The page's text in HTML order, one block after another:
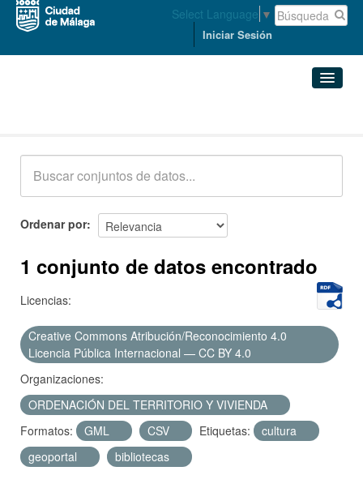
Select Language ▼
Iniciar Sesión
Acerca de
Ordenar por
1 conjunto de datos encontrado
Licencias:
Creative Commons Atribución/Reconocimiento 4.0
Licencia Pública Internacional — CC BY 4.0
Organizaciones:
ORDENACIÓN DEL TERRITORIO Y VIVIENDA
Formatos:
GML CSV Etiquetas:
cultura
geoportal
bibliotecas